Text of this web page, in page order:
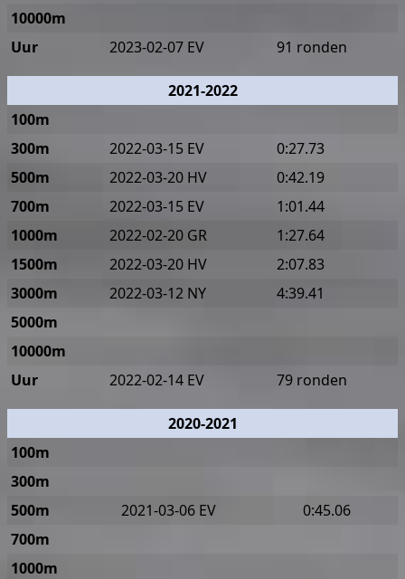
10000m
Uur
2023-02-07 EV 91 ronden
2021-2022
100m
300m
2022-03-15 EV
0:27.73
500m
2022-03-20 HV
0:42.19
700m
2022-03-15 EV
1:01.44
1000m
2022-02-20 GR
1:27.64
1500m
2022-03-20 HV
2:07.83
3000m
2022-03-12 NY
4:39.41
5000m
10000m
Uur
2022-02-14 EV 79 ronden
2020-2021
100m
300m
500m
2021-03-06 EV
0:45.06
700m
1000m